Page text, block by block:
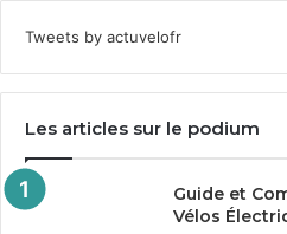
Tweets by actuvelofr
Les articles sur le podium
Guide et
Vélos